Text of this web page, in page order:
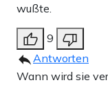
wußte.
9
Antworten
Wann wird sie